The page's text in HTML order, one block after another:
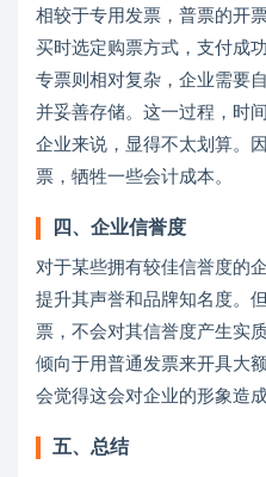
相较于专用发票，普票的开
买时选定购票方式，支付成
专票则相对复杂，企业需要
并妥善存储。这一过程，时
企业来说，显得不太划算。
票，牺牲一些会计成本。
四、企业信誉度
对于某些拥有较佳信誉度的
提升其声誉和品牌知名度。
票，不会对其信誉度产生实
倾向于用普通发票来开具大
会觉得这会对企业的形象造
五、总结